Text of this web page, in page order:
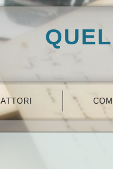
ATTORI